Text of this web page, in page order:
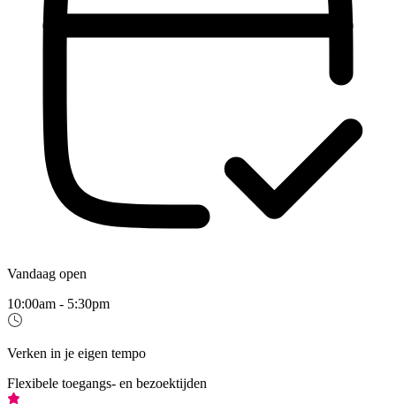
Vandaag open
10:00am - 5:30pm
Verken in je eigen tempo
Flexibele toegangs- en bezoektijden